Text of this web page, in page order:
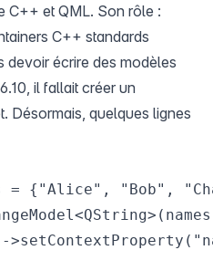
C++ et QML. Son rôle :
C++ standards
devoir écrire des modèles
il fallait créer un
Désormais, quelques lignes
= {"Alice", "Bob",